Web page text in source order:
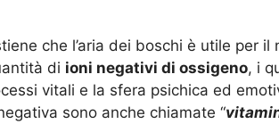
che l’aria dei boschi è utile per
di ioni negativi di ossigeno, i
vitali e la sfera psichica ed
sono anche chiamate “